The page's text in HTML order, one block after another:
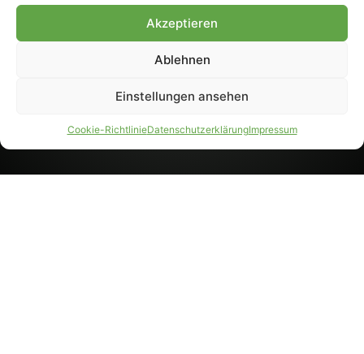
Akzeptieren
Ablehnen
Einstellungen ansehen
Cookie-RichtlinieDatenschutzerklärungImpressum
Weiterverarbeitung, auch
Genehmigung.
PARTNER WERDEN
AGB